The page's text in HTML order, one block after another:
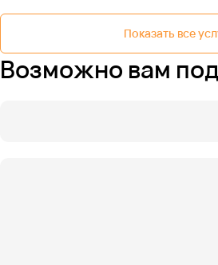
Показать все
Возможно вам